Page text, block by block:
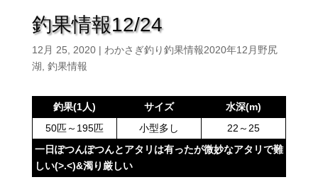
釣果情報12/24
12月 25, 2020| わかさぎ釣り釣果情報2020年12月野尻
湖 釣果情報
釣果(1人) サイズ
水深(m)
50匹～195匹
小型多し
22～25
一日ぽつんぽつんとアタリは有ったが微妙なアタリで難
しい(>.<)&濁り厳しい